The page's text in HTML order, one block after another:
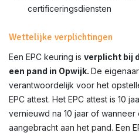
certificeringsdiensten
Wettelijke verplichtingen
Een EPC keuring is verplicht bij
een pand in Opwijk. De
verantwoordelijk voor het
EPC attest. Het EPC attest is 10
vernieuwd na 10 jaar of wanneer
aangebracht aan het pand. Een